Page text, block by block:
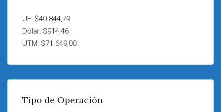
UF: $40.844,79
Dólar: $914,46
UTM: $71.649,00
Tipo de Operación